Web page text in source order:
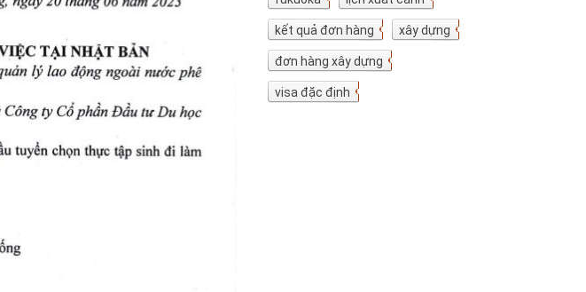
kết quả đơn hàng
5 xây dựng
4
đơn hàng xây dựng
4
visa đặc định
3